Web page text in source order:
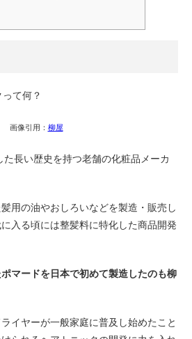
画像引用： 柳屋
長い歴史を持つ老舗の化粧品メーカ
用の油やおしろいなどを製造・販売し
入る頃には整髪料に特化した商品開発
マードを日本で初めて製造したのも柳
イヤーが一般家庭に普及し始めたこと